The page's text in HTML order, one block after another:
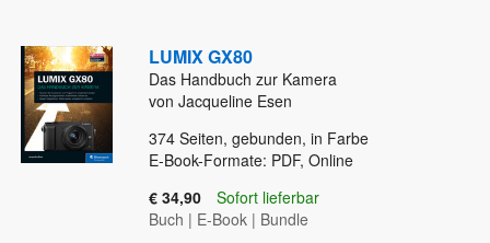
LUMIX GX80
Das Handbuch zur Kamera
von Jacqueline Esen
374 Seiten, gebunden, in Farbe
E-Book-Formate: PDF, Online
€ 34,90
Sofort lieferbar
Buch | E-Book | Bundle